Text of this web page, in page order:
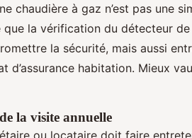
chaudière à gaz n’est pas une
que la vérification du détecteur
la sécurité, mais aussi
d’assurance habitation. Mieux
la visite annuelle
ou locataire doit faire